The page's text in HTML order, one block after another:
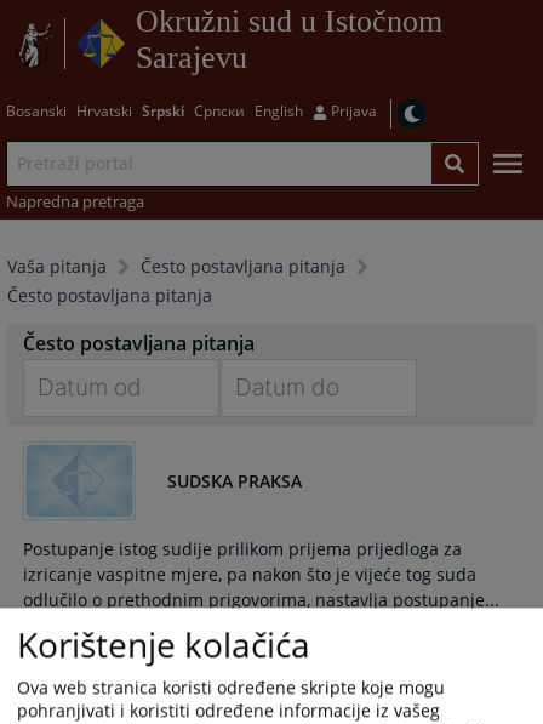
Okružni sud u Istočnom
Sarajevu
Bosanski Hrvatski Srpski Српски English Prijava
Napredna pretraga
Vaša pitanja
Često postavljana pitanja
Često postavljana pitanja
Često postavljana pitanja
forward
interact
the
calendar
and
select
date.
to
the
calendar
and
select
date.
SUDSKA PRAKSA
Postupanje istog sudije prilikom prijema prijedloga za
izricanje vaspitne mjere, pa nakon što je vijeće tog suda
odlučilo o prethodnim prigovorima, nastavlja postupanje...
23.04.2012.
Kako mogu dobiti informaciju o
Korištenje kolačića
Ova web stranica koristi određene skripte koje mogu
pohranjivati i koristiti određene informacije iz vašeg